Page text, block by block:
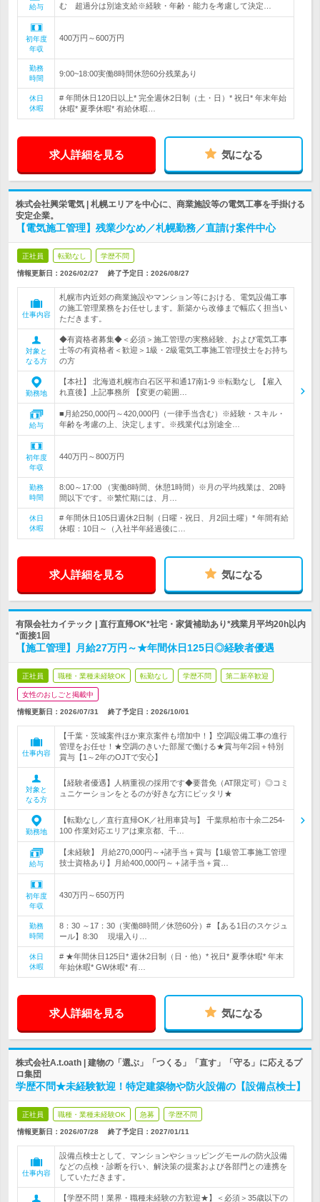
給与
む 超過分は別途支給※経験・年齢・能力を考慮して決定…
初年度
年収
400万円～600万円
勤務
時間
9:00~18:00実働8時間休憩60分残業あり
休日
休暇
# 年間休日120日以上* 完全週休2日制（土・日）* 祝日* 年末年始
休暇* 夏季休暇* 有給休暇…
求人詳細を見る 気になる
株式会社興栄電気 | 札幌エリアを中心に、商業施設等の電気工事を手掛ける
安定企業。
【電気施工管理】残業少なめ／札幌勤務／直請け案件中心
正社員 転勤なし 学歴不問
情報更新日：2026/02/27 終了予定日： 2026/08/27
仕事内容
札幌市内近郊の商業施設やマンション等における、電気設備工事
の施工管理業務をお任せします。新築から改修まで幅広く担当い
ただきます。
対象と
なる方
◆有資格者募集◆＜必須＞施工管理の実務経験、および電気工事
士等の有資格者＜歓迎＞1級・2級電気工事施工管理技士をお持ち
の方
勤務地
【本社】 北海道札幌市白石区平和通17南1-9 ※転勤なし 【雇入
れ直後】上記事務所 【変更の範囲…
給与
■月給250,000円～420,000円（一律手当含む）※経験・スキル・
年齢を考慮の上、決定します。※残業代は別途全…
初年度
年収
440万円～800万円
勤務
時間
8:00～17:00 （実働8時間、休憩1時間）※月の平均残業は、20時
間以下です。※繁忙期には、月…
休日
休暇
# 年間休日105日週休2日制（日曜・祝日、月2回土曜）* 年間有給
休暇：10日～（入社半年経過後に…
求人詳細を見る 気になる
有限会社カイテック | 直行直帰OK*社宅・家賃補助あり*残業月平均20h以内
*面接1回
【施工管理】月給27万円～★年間休日125日◎経験者優遇
正社員 職種・業種未経験OK 転勤なし 学歴不問 第二新卒歓迎
女性のおしごと掲載中
情報更新日：2026/07/31 終了予定日： 2026/10/01
仕事内容
【千葉・茨城案件ほか東京案件も増加中！】空調設備工事の進行
管理をお任せ！★空調のきいた部屋で働ける★賞与年2回＋特別
賞与【1～2年のOJTで安心】
対象と
なる方
【経験者優遇】人柄重視の採用です◆要普免（AT限定可）◎コミ
ュニケーションをとるのが好きな方にピッタリ★
勤務地
【転勤なし／直行直帰OK／社用車貸与】 千葉県柏市十余二254-
100 作業対応エリアは東京都、千…
給与
【未経験】 月給270,000円～+諸手当＋賞与【1級管工事施工管理
技士資格あり】月給400,000円～＋諸手当＋賞…
初年度
年収
430万円～650万円
勤務
時間
8：30 ～17：30（実働8時間／休憩60分）# 【ある1日のスケジュ
ール】8:30 現場入り…
休日
休暇
# ★年間休日125日* 週休2日制（日・他）* 祝日* 夏季休暇* 年末
年始休暇* GW休暇* 有…
求人詳細を見る 気になる
株式会社A.t.oath | 建物の「選ぶ」「つくる」「直す」「守る」に応えるプ
ロ集団
学歴不問★未経験歓迎！特定建築物や防火設備の【設備点検士】
正社員 職種・業種未経験OK 急募 学歴不問
情報更新日：2026/07/28 終了予定日： 2027/01/11
仕事内容
設備点検士として、マンションやショッピングモールの防火設備
などの点検・診断を行い、解決策の提案および各部門との連携を
していただきます。
【学歴不問！業界・職種未経験の方歓迎★】＜必須＞35歳以下の